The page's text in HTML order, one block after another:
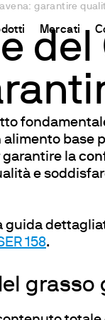
Chimica
COD
Mercati
e Proteine
Carbonio
garantire
del
base
garantire la
e
guida
158.
grasso